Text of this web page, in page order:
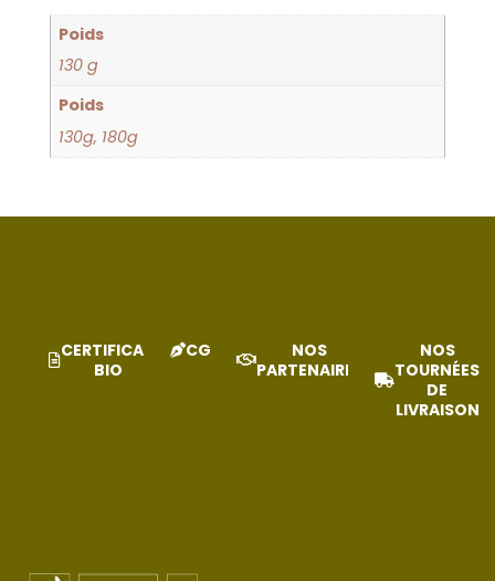
Poids
130 g
Poids
130g, 180g
CERTIFICAT
BIO
CGV
NOS
PARTENAIRES
NOS
TOURNÉES
DE
LIVRAISON